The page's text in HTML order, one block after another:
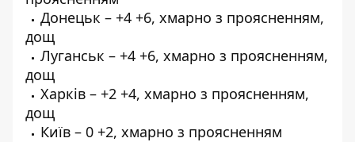
Донецьк – +4 +6, хмарно з проясненням,
дощ
Луганськ – +4 +6, хмарно з проясненням,
дощ
Харків – +2 +4, хмарно з проясненням,
дощ
Київ – 0 +2, хмарно з проясненням